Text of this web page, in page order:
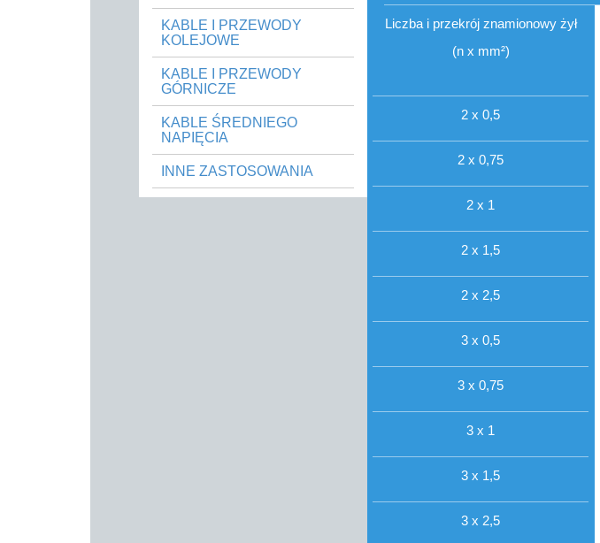
KABLE I PRZEWODY
KOLEJOWE
KABLE I PRZEWODY
GÓRNICZE
KABLE ŚREDNIEGO
NAPIĘCIA
INNE ZASTOSOWANIA
Liczba i przekrój znamionowy żył
(n x mm²)
2 x 0,5
2 x 0,75
2 x 1
2 x 1,5
2 x 2,5
3 x 0,5
3 x 0,75
3 x 1
3 x 1,5
3 x 2,5